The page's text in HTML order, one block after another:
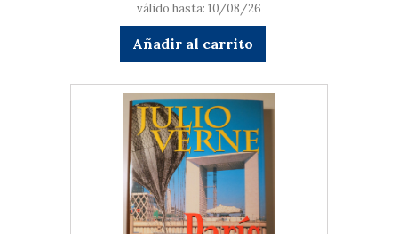
válido hasta: 10/08/26
Añadir al carrito